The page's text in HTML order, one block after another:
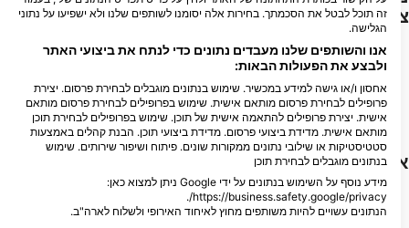
צלילה זה
Scuba Guam
167 Marine Corp Dr, 96910
Hagatna, גואם
אתרי צלילה בקרבת מקום
זה תוכל לבטל את הסכמתך. בחירות אלה יסומנו לשותפים שלנו ולא ישפיעו על נתוני
הגלישה.
אנו והשותפים שלנו מעבדים נתונים כדי לנתח את ביצועי האתר
ולבצע את הפעולות הבאות:
אחסון ו/או גישה למידע במכשיר. שימוש בנתונים מוגבלים לבחירת פרסום. יצירת
פרופילים לבחירת פרסום מותאם אישית. שימוש בפרופילים לבחירת פרסום מותאם
אישית. יצירת פרופילים להתאמה אישית של תוכן. שימוש בפרופילים לבחירת תוכן
מותאם אישית. מדידת ביצועי פרסום. מדידת ביצועי תוכן. הבנת קהלים באמצעות
סטטיסטיקות או שילובי נתונים ממקורות שונים. פיתוח ושיפור שירותים. שימוש
בנתונים מוגבלים לבחירת תוכן
מידע נוסף על השימוש בנתונים על ידי Google ניתן למצוא כאן:
https://business.safety.google/privacy/.
הנתונים עשויים להיות משותפים מחוץ לאיחוד האירופי ולשלוח לארה"ב.